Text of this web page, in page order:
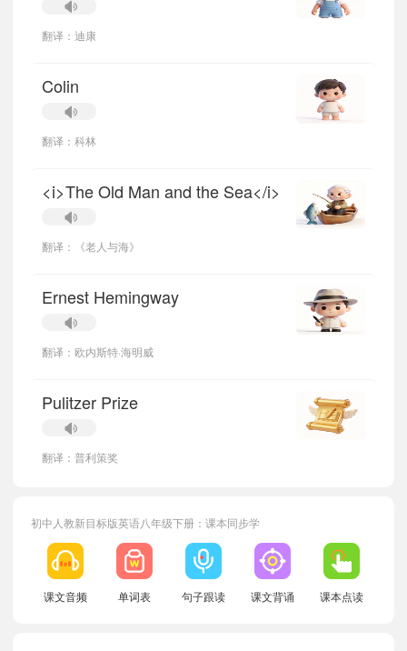
翻译：迪康
Colin
翻译：科林
<i>The Old Man and the Sea</i>
翻译：《老人与海》
Ernest Hemingway
翻译：欧内斯特·海明威
Pulitzer Prize
翻译：普利策奖
初中人教新目标版英语八年级下册：课本同步学
课文音频 单词表 句子跟读 课文背诵 课本点读
小宝137706
正在学习
人教新目标版七年级下册Unit 4单词